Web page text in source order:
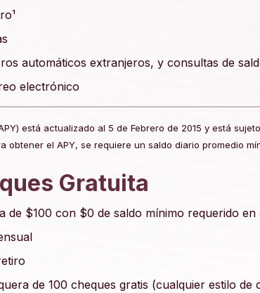
automáticos extranjeros, y consultas de
electrónico
está actualizado al 5 de Febrero de 2015 y está
obtener el APY, se requiere un saldo diario promedio
Gratuita
de $100 con $0 de saldo mínimo requerido en
de 100 cheques gratis (cualquier estilo de